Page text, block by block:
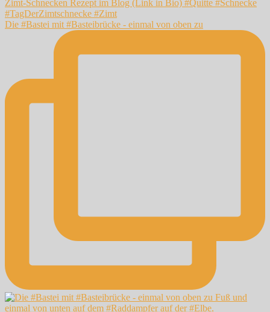
Die #Bastei mit #Basteibrücke - einmal von oben zu